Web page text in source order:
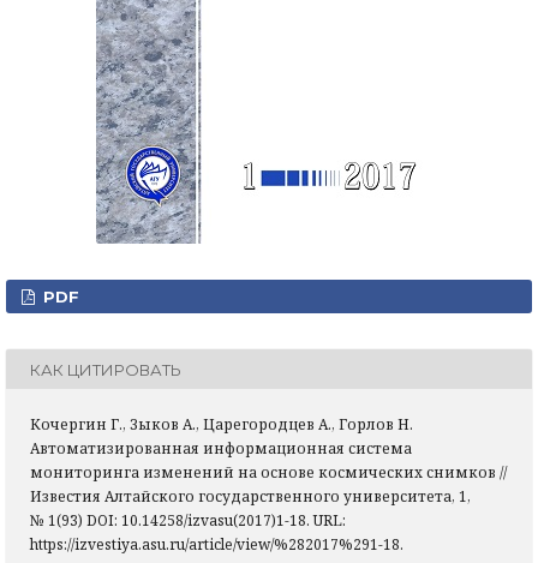
PDF
КАК ЦИТИРОВАТЬ
Кочергин Г., Зыков А., Царегородцев А., Горлов Н.
Автоматизированная информационная система
мониторинга изменений на основе космических снимков //
Известия Алтайского государственного университета, 1,
№ 1(93) DOI: 10.14258/izvasu(2017)1-18. URL:
https://izvestiya.asu.ru/article/view/%282017%291-18.